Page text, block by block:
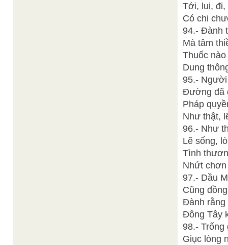
Tới, lui,
Có chi
94.- Đành
Mà tâm
Thuốc
Dung
95.-
Đường đã
Pháp
Như thật,
96.- Như
Lẽ sống,
Tình
Nhứt
97.- Dầu
Cũng
Đành rằng
Đông Tây
98.- Trống
Giục lòng